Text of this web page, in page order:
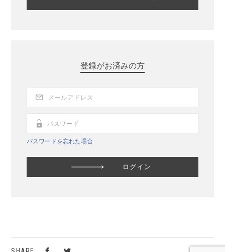
登録がお済みの方
パスワードを忘れた場合